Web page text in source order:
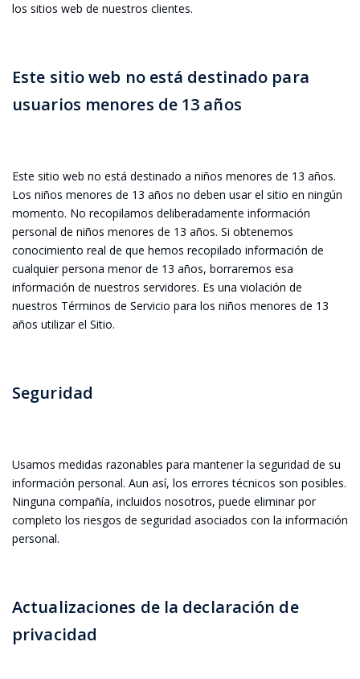
los sitios web de nuestros clientes.
Este sitio web no está destinado para
usuarios menores de 13 años
Este sitio web no está destinado a niños menores de 13 años.
Los niños menores de 13 años no deben usar el sitio en ningún
momento. No recopilamos deliberadamente información
personal de niños menores de 13 años. Si obtenemos
conocimiento real de que hemos recopilado información de
cualquier persona menor de 13 años, borraremos esa
información de nuestros servidores. Es una violación de
nuestros Términos de Servicio para los niños menores de 13
años utilizar el Sitio.
Seguridad
Usamos medidas razonables para mantener la seguridad de su
información personal. Aun así, los errores técnicos son posibles.
Ninguna compañía, incluidos nosotros, puede eliminar por
completo los riesgos de seguridad asociados con la información
personal.
Actualizaciones de la declaración de
privacidad